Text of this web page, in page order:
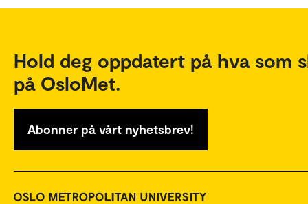
Hold deg oppdatert på hva som
på OsloMet.
Abonner på vårt nyhetsbrev!